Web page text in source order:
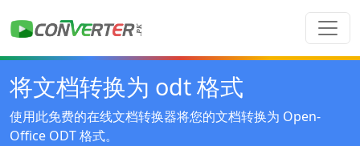
将文档转换为 odt 格式
使用此免费的在线文档转换器将您的文档转换为 Open-
Office ODT 格式。